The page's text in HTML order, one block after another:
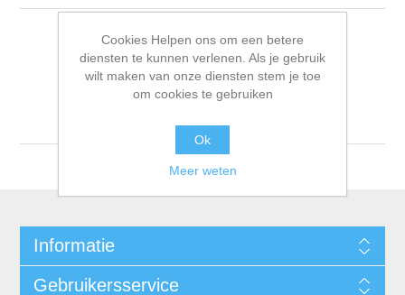
Sorteren op
Informatie
Gebruikersservice
Cookies Helpen ons om een betere
diensten te kunnen verlenen. Als je gebruik
wilt maken van onze diensten stem je toe
om cookies te gebruiken
Ok
Meer weten